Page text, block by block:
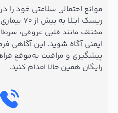
موانع احتمالی سلامتی خود را
ریسک
مختلف مانند قلبی عروقی،
ایمنی آگاه شوید. این آگاهی
پیشگیری و مراقبت به‌موقع
رایگان همین حالا اقدام کنید.